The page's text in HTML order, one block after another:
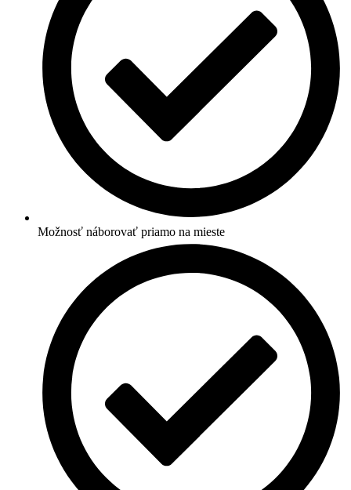
Možnosť náborovať priamo na mieste